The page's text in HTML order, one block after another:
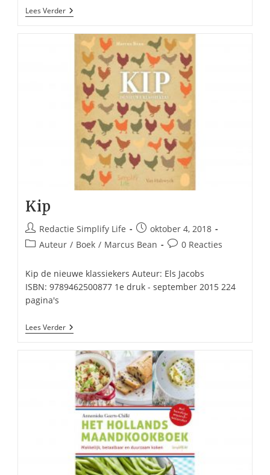
Lees VerderMeer
Rust
Hoofd
Kip
Bericht
auteur:
Redactie Simplify Life
Bericht
gepubliceerd
oktober 4, 2018
Berichtcategorie:
Auteur / Boek / Marcus Bean
Bericht0 Reacties
Kip de nieuwe klassiekers Auteur: Els Jacobs
ISBN: 9789462500877 1e druk - september 2015 224
pagina's
Lees VerderKip